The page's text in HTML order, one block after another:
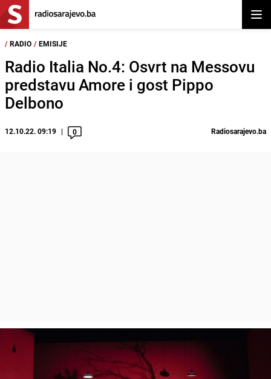
/ RADIO / EMISIJE
Radio Italia No.4: Osvrt na Messovu
predstavu Amore i gost Pippo
Delbono
12.10.22. 09:19 0 Radiosarajevo.ba